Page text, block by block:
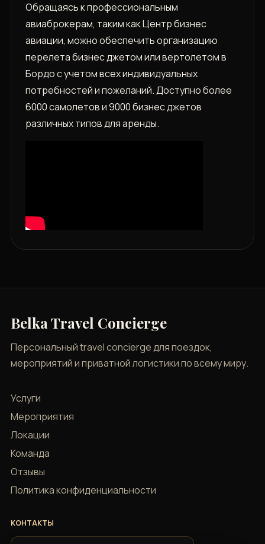
Обращаясь к профессиональным
авиаброкерам, таким как Центр бизнес
авиации, можно обеспечить организацию
перелета бизнес джетом или вертолетом в
Бордо с учетом всех индивидуальных
потребностей и пожеланий. Доступно более
6000 самолетов и 9000 бизнес джетов
различных типов для аренды.
Belka Travel Concierge
Персональный travel concierge для поездок,
мероприятий и приватной логистики по всему миру.
Услуги
Мероприятия
Локации
Команда
Отзывы
Политика конфиденциальности
КОНТАКТЫ